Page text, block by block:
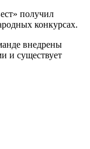
получил
конкурсах.
внедрены
и существует